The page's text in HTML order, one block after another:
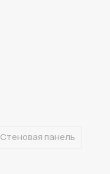
Стеновая панель